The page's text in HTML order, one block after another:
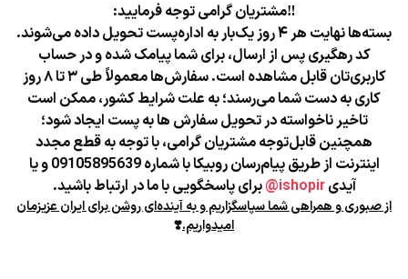
‼️مشتریان گرامی توجه فرمایید:
بسته‌ها نهایت هر ۴ روز یک‌بار به اداره‌پست تحویل داده می‌شوند.
کد رهگیری پس از ارسال، برای شما پیامک شده و در حساب
کاربری‌تان قابل مشاهده است. سفارش‌ها معمولاً طی ۳ تا ۸ روز
کاری به دست شما می‌رسند؛به علت شرایط کشور، ممکن است
تاخیر ناخواسته در تحویل سفارش ها به پست ایجاد شود؛
همچنین قابل‌توجه مشتریان گرامی، با توجه به قطع مجدد
اینترنت از طریق پیام‌رسان روبیکا با شماره 09105895639 و یا
آیدیishopir@ برای پاسخگویی با ما در ارتباط باشید.
از صبوری و همراهی شما سپاسگزاریم و به آینده‌ای روشن برای ایران عزیزمان
امیدواریم.❣️
★